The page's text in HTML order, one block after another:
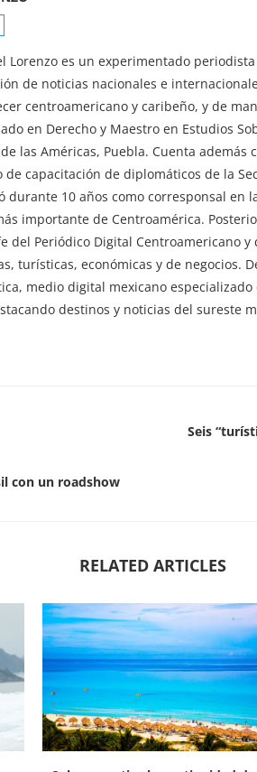
Lorenzo es un experimentado
de noticias nacionales e
centroamericano y caribeño, y de
en Derecho y Maestro en Estudios
las Américas, Puebla. Cuenta
de capacitación de diplomáticos de la
durante 10 años como corresponsal en
importante de Centroamérica.
del Periódico Digital Centroamericano
turísticas, económicas y de negocios.
medio digital mexicano
destinos y noticias del sureste
con un roadshow
Seis
RELATED ARTICLES